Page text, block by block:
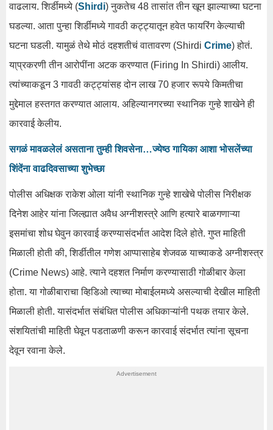
वाढलाय. शिर्डीमध्ये (Shirdi) नुकतेच 48 तासांत तीन खून झाल्याच्या घटना
घडल्या. आता पुन्हा शिर्डीमध्ये गावठी कट्ट्यातून हवेत फायरिंग केल्याची
घटना घडली. यामुळं तेथे मोठं दहशतीचं वातावरण (Shirdi Crime) होतं.
या्प्रकरणी तीन आरोपींना अटक करण्यात (Firing In Shirdi) आलीय.
त्यांच्याकडून 3 गावठी कट्ट्यांसह दोन लाख 70 हजार रूपये किमतीचा
मुद्देमाल हस्तगत करण्यात आलाय. अहिल्यानगरच्या स्थानिक गुन्हे शाखेने ही
कारवाई केलीय.
सगळं मावळलेलं असताना तुम्ही शिवसेना…ज्येष्ठ गायिका आशा भोसलेंच्या
शिंदेंना वाढदिवसाच्या शुभेच्छा
पोलीस अधिक्षक राकेश ओला यांनी स्थानिक गुन्हे शाखेचे पोलीस निरीक्षक
दिनेश आहेर यांना जिल्ह्यात अवैध अग्नीशस्त्रे आणि हत्यारे बाळगणाऱ्या
इसमांचा शोध घेवुन कारवाई करण्यासंदर्भात आदेश दिले होते. गुप्त माहिती
मिळाली होती की, शिर्डीतील गणेश आप्पासाहेब शेजवळ याच्याकडे अग्नीशस्त्र
(Crime News) आहे. त्याने दहशत निर्माण करण्यासाठी गोळीबार केला
होता. या गोळीबाराचा व्हिडिओ त्याच्या मोबाईलमध्ये असल्याची देखील माहिती
मिळाली होती. यासंदर्भात संबंधित पोलीस अधिकाऱ्यांनी पथक तयार केले.
संशयितांची माहिती घेवून पडताळणी करून कारवाई संदर्भात त्यांना सूचना
देवून रवाना केले.